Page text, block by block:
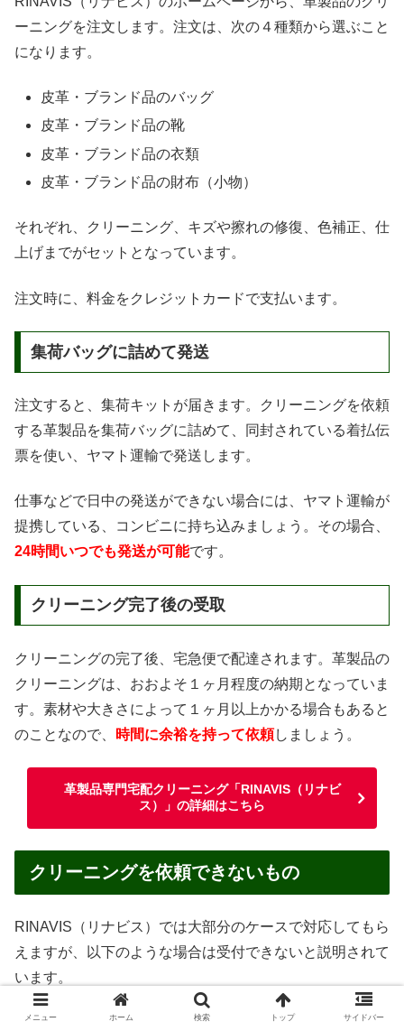
ーニングを注文します。注文は、次の４種類から選ぶこと
になります。
皮革・ブランド品のバッグ
皮革・ブランド品の靴
皮革・ブランド品の衣類
皮革・ブランド品の財布（小物）
それぞれ、クリーニング、キズや擦れの修復、色補正、仕
上げまでがセットとなっています。
注文時に、料金をクレジットカードで支払います。
集荷バッグに詰めて発送
注文すると、集荷キットが届きます。クリーニングを依頼
する革製品を集荷バッグに詰めて、同封されている着払伝
票を使い、ヤマト運輸で発送します。
仕事などで日中の発送ができない場合には、ヤマト運輸が
提携している、コンビニに持ち込みましょう。その場合、
24時間いつでも発送が可能です。
クリーニング完了後の受取
クリーニングの完了後、宅急便で配達されます。革製品の
クリーニングは、おおよそ１ヶ月程度の納期となっていま
す。素材や大きさによって１ヶ月以上かかる場合もあると
のことなので、
時間に余裕を持って依頼しましょう。
革製品専門宅配クリーニング「RINAVIS（リナビ
ス）」の詳細はこちら
クリーニングを依頼できないもの
RINAVIS（リナビス）では大部分のケースで対応してもら
えますが、以下のような場合は受付できないと説明されて
います。
汚物・嘔吐物がついたままのもの
メニュー ホーム 検索 トップ サイドバー